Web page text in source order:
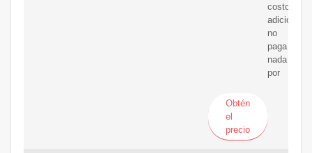
costo
adicional:
no
paga
nada
por
Obtén
el
precio